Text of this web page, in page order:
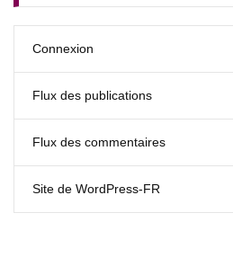
Connexion
Flux des publications
Flux des commentaires
Site de WordPress-FR